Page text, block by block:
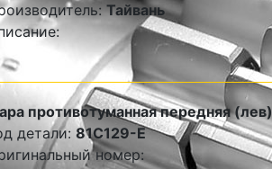
Тайвань
противотуманная передняя (лев)
детали: 81C129-E
номер: